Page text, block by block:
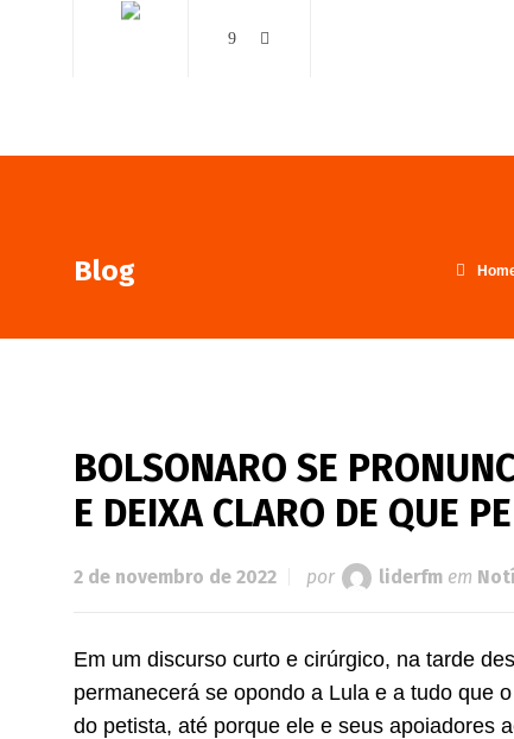
Blog
BOLSONARO SE
E DEIXA CLARO DE QUE
2 de novembro de 2022 por liderfm em
Em um discurso curto e cirúrgico, na tarde
permanecerá se opondo a Lula e a tudo que
do petista, até porque ele e seus apoiadores